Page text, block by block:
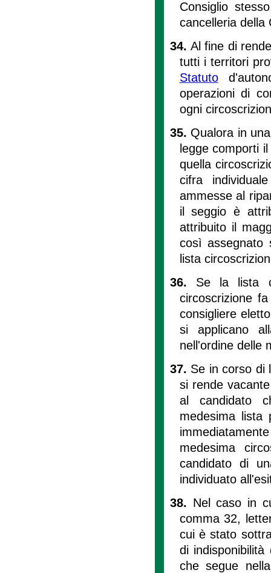
Consiglio
cancelleria della
34.Al fine di
tutti i territori
Statuto
operazioni di
ogni
35. Qualora in
legge comporti
quella
cifra
ammesse al
il seggio è
attribuito il
così assegnato
lista
36. Se la lista
circoscrizione
consigliere
si applicano
nell'ordine delle
37. Se in corso di
si rende
al candidato
medesima lista
medesima
candidato di
individuato
38. Nel caso in
comma 32,
cui è stato
di
che segue